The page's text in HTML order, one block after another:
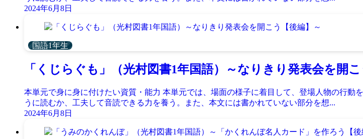
2024年6月8日
国語1年生
「くじらぐも」（光村図書1年国語）～なりきり発表会を開
本単元で身に身に付けたい資質・能力 本単元では、場面の様子に着目して、登場人物の行
うに読むか、工夫して音読できる力を養う。また、本文には書かれていない部分を想...
2024年6月8日